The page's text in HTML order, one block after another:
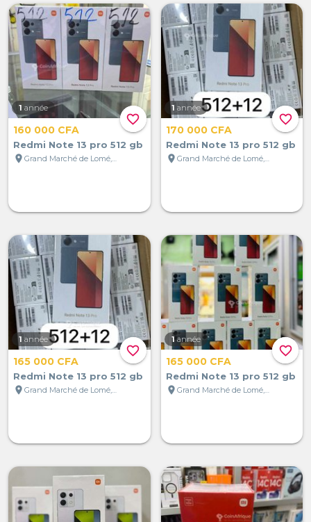
favorite_border
1 année
160 000 CFA
Redmi Note 13 pro 512 gb
location_on
favorite_border
1 année
170 000 CFA
Redmi Note 13 pro 512 gb
location_on
favorite_border
1 année
165 000 CFA
Redmi Note 13 pro 512 gb
location_on
favorite_border
1 année
165 000 CFA
Redmi Note 13 pro 512 gb
location_on